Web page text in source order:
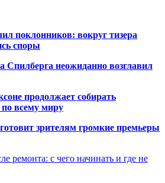
поклонников: вокруг тизера
споры
неожиданно возглавил
продолжает собирать
всему миру
зрителям громкие премьеры
ремонта: с чего начинать и где не